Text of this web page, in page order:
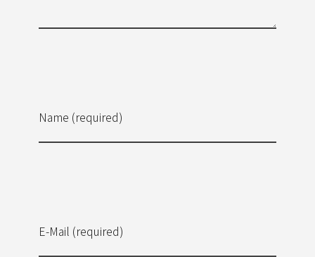
Name (required)
E-Mail (required)